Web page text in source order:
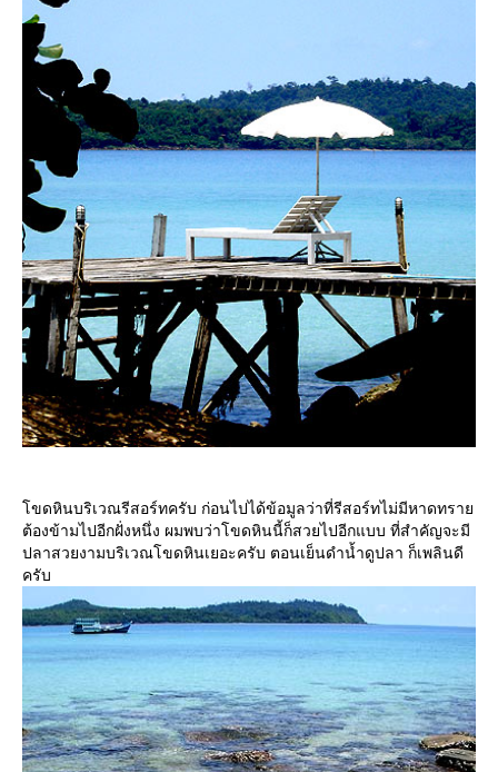
ขดหินบริเวณรีสอร์ทครับ ก่อนไปได้ข้อมูลว่าที่รีสอร์ทไม่มีหาดทรา
ต้องข้ามไปอีกฝั่งหนึ่ง ผมพบว่าโขดหินนี้ก็สวยไปอีกแบบ ที่สำคัญจะมี
ปลาสวยงามบริเวณโขดหินเยอะครับ ตอนเย็นดำน้ำดูปลา ก็เพลินดี
ครับ